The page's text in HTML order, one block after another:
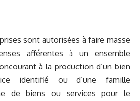
sont autorisées à faire masse
afférentes à un ensemble
à la production d’un bien
identifié ou d’une famille
de biens ou services pour le